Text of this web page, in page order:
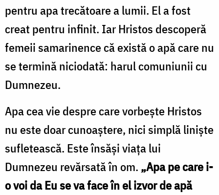
pentru apa trecătoare a lumii. El a fost
creat pentru infinit. Iar Hristos descoperă
femeii samarinence că există o apă care nu
se termină niciodată: harul comuniunii cu
Dumnezeu.
Apa cea vie despre care vorbește Hristos
nu este doar cunoaștere, nici simplă liniște
sufletească. Este însăși viața lui
Dumnezeu revărsată în om. „Apa pe care i-
o voi da Eu se va face în el izvor de apă